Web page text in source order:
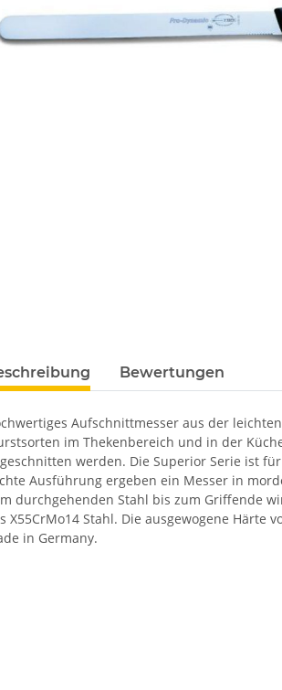
Bewertungen
Aufschnittmesser aus der
im Thekenbereich und in der
werden. Die Superior Serie ist
Ausführung ergeben ein Messer in
durchgehenden Stahl bis zum Griffende
X55CrMo14 Stahl. Die ausgewogene
in Germany.